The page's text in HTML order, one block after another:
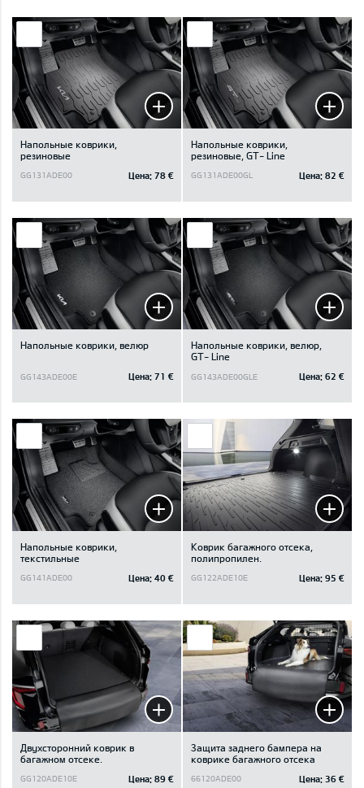
Напольные коврики,
резиновые
GG131ADE00 Цена: 78 €
Напольные коврики,
резиновые, GT- Line
GG131ADE00GL Цена: 82 €
Напольные коврики, велюр
GG143ADE00E Цена: 71 €
Напольные коврики, велюр,
GT- Line
GG143ADE00GLE Цена: 62 €
Напольные коврики,
текстильные
GG141ADE00 Цена: 40 €
Коврик багажного отсека,
полипропилен.
GG122ADE10E Цена: 95 €
Двухсторонний коврик в
багажном отсеке.
GG120ADE10E Цена: 89 €
Защита заднего бампера на
коврике багажного отсека
66120ADE00 Цена: 36 €